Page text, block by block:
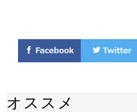
オススメ